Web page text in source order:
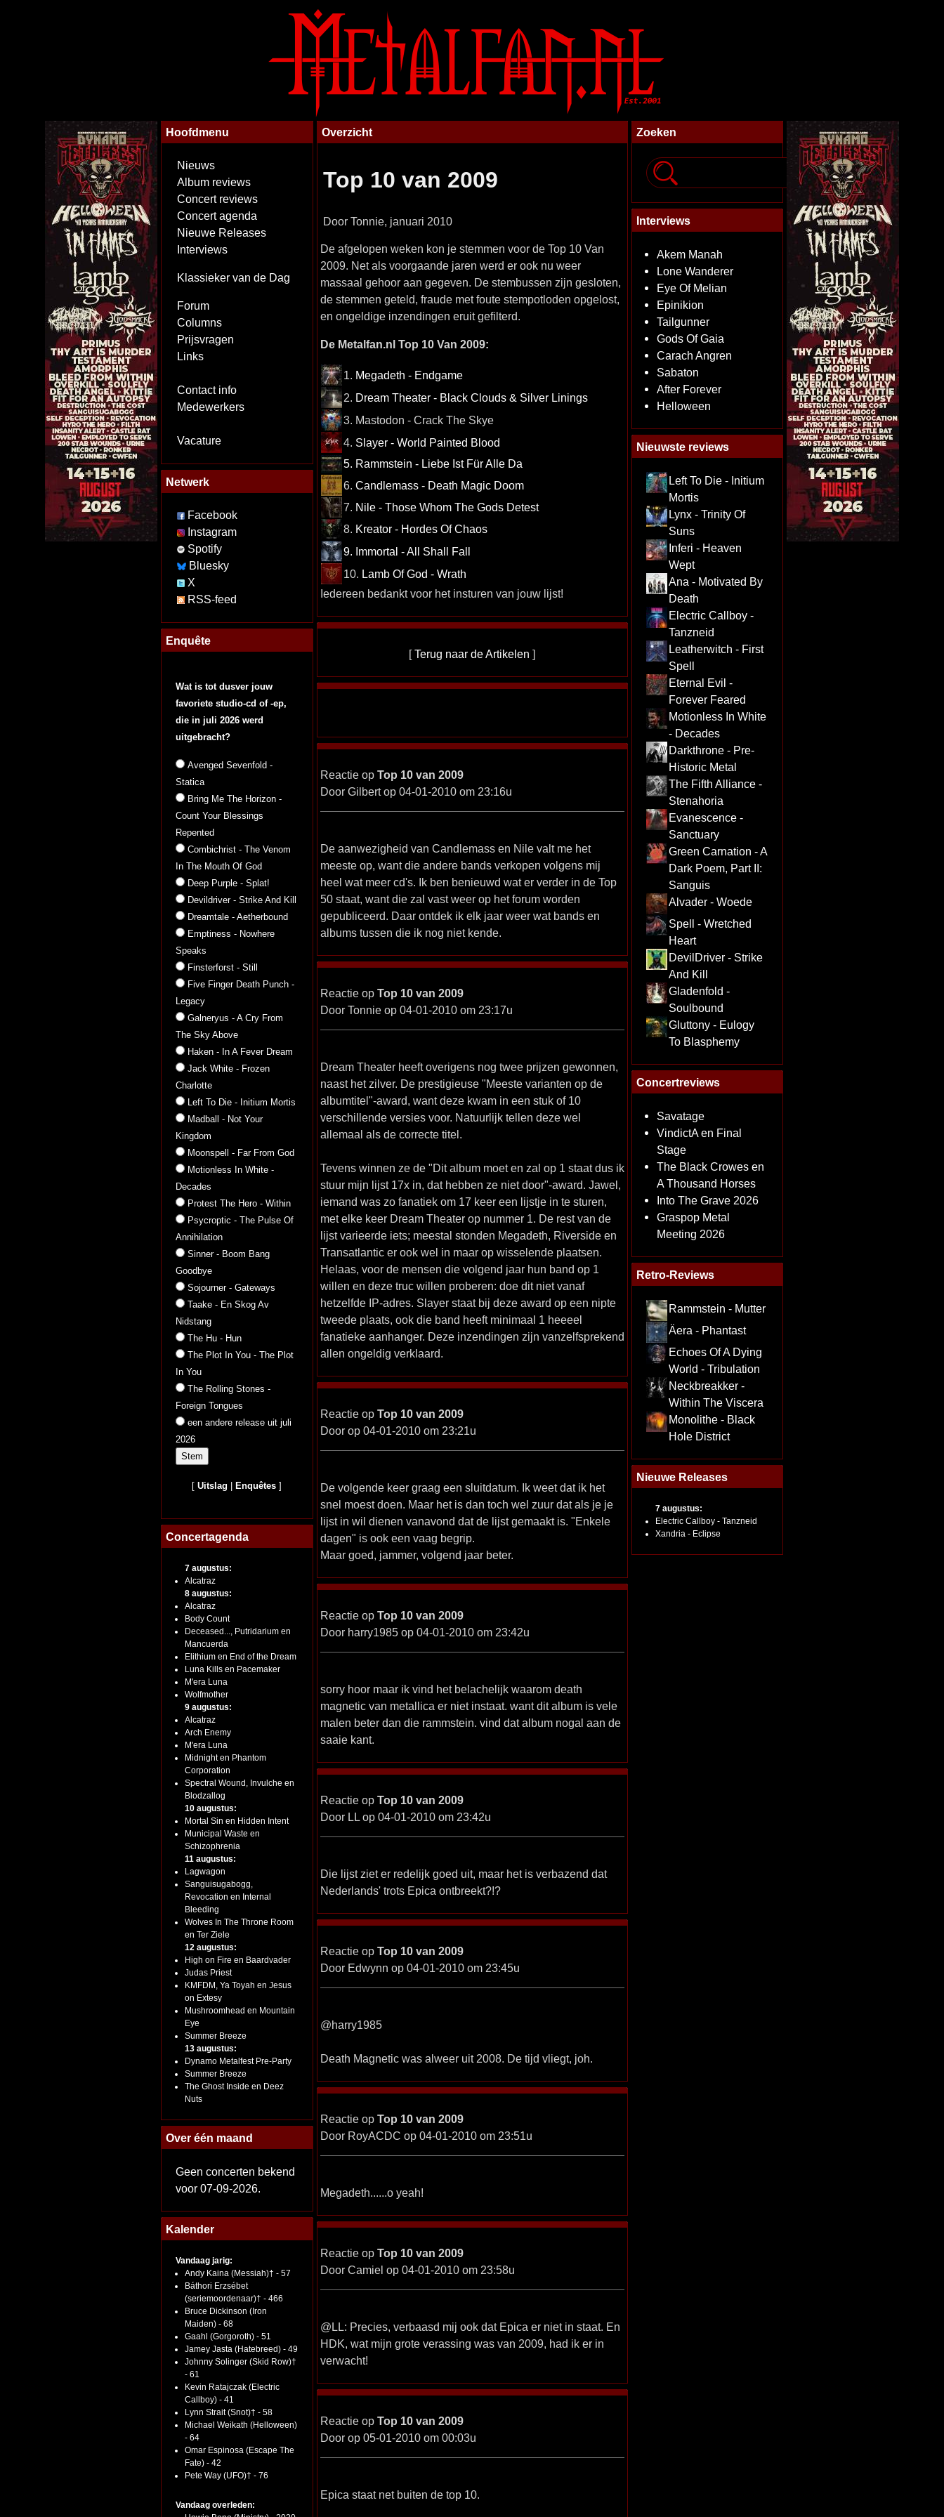
Hoofdmenu
Nieuws
Album reviews
Concert reviews
Concert agenda
Nieuwe Releases
Interviews
Klassieker van de Dag
Forum
Columns
Prijsvragen
Links
Contact info
Medewerkers
Vacature
Netwerk
Facebook
Instagram
Spotify
Bluesky
X
RSS-feed
Enquête
Wat is tot dusver jouw
favoriete studio-cd of -ep,
die in juli 2026 werd
uitgebracht?
Avenged Sevenfold -
Statica
Bring Me The Horizon -
Count Your Blessings
Repented
Combichrist - The Venom
In The Mouth Of God
Deep Purple - Splat!
Devildriver - Strike And Kill
Dreamtale - Aetherbound
Emptiness - Nowhere
Speaks
Finsterforst - Still
Five Finger Death Punch -
Legacy
Galneryus - A Cry From
The Sky Above
Haken - In A Fever Dream
Jack White - Frozen
Charlotte
Left To Die - Initium Mortis
Madball - Not Your
Kingdom
Moonspell - Far From God
Motionless In White -
Decades
Protest The Hero - Within
Psycroptic - The Pulse Of
Annihilation
Sinner - Boom Bang
Goodbye
Sojourner - Gateways
Taake - En Skog Av
Nidstang
The Hu - Hun
The Plot In You - The Plot
In You
The Rolling Stones -
Foreign Tongues
een andere release uit juli
2026
[Uitslag Enquêtes ]
Concertagenda
7 augustus:
Alcatraz
8 augustus:
Alcatraz
Body Count
Deceased..., Putridarium en
Mancuerda
Elithium en End of the Dream
Luna Kills en Pacemaker
M'era Luna
Wolfmother
9 augustus:
Alcatraz
Arch Enemy
M'era Luna
Midnight en Phantom
Corporation
Spectral Wound, Invulche en
Blodzallog
10 augustus:
Mortal Sin en Hidden Intent
Municipal Waste en
Schizophrenia
11 augustus:
Lagwagon
Sanguisugabogg,
Revocation en Internal
Bleeding
Wolves In The Throne Room
en Ter Ziele
12 augustus:
High on Fire en Baardvader
Judas Priest
KMFDM, Ya Toyah en Jesus
on Extesy
Mushroomhead en Mountain
Eye
Summer Breeze
13 augustus:
Dynamo Metalfest Pre-Party
Summer Breeze
The Ghost Inside en Deez
Nuts
Over één maand
Geen concerten bekend
voor 07-09-2026.
Kalender
Vandaag jarig:
Andy Kaina (Messiah)† - 57
Báthori Erzsébet
(seriemoordenaar)† - 466
Bruce Dickinson (Iron
Maiden) - 68
Gaahl (Gorgoroth) - 51
Jamey Jasta (Hatebreed) - 49
Johnny Solinger (Skid Row)†
- 61
Kevin Ratajczak (Electric
Callboy) - 41
Lynn Strait (Snot)† - 58
Michael Weikath (Helloween)
- 64
Omar Espinosa (Escape The
Fate) - 42
Pete Way (UFO)† - 76
Vandaag overleden:
Overzicht
Top 10 van 2009
Door Tonnie, januari 2010
De afgelopen weken kon je stemmen voor de Top 10 Van
2009. Net als voorgaande jaren werd er ook nu weer
massaal gehoor aan gegeven. De stembussen zijn gesloten,
de stemmen geteld, fraude met foute stempotloden opgelost,
en ongeldige inzendingen eruit gefilterd.
De Metalfan.nl Top 10 Van 2009:
1. Megadeth - Endgame
2. Dream Theater - Black Clouds & Silver Linings
3. Mastodon - Crack The Skye
4. Slayer - World Painted Blood
5. Rammstein - Liebe Ist Für Alle Da
6. Candlemass - Death Magic Doom
7. Nile - Those Whom The Gods Detest
8. Kreator - Hordes Of Chaos
9. Immortal - All Shall Fall
10. Lamb Of God - Wrath
Iedereen bedankt voor het insturen van jouw lijst!
[Terug naar de Artikelen ]
Reactie op Top 10 van 2009
Door Gilbert op 04-01-2010 om 23:16u
De aanwezigheid van Candlemass en Nile valt me het
meeste op, want die andere bands verkopen volgens mij
heel wat meer cd's. Ik ben benieuwd wat er verder in de Top
50 staat, want die zal vast weer op het forum worden
gepubliceerd. Daar ontdek ik elk jaar weer wat bands en
albums tussen die ik nog niet kende.
Reactie op Top 10 van 2009
Door Tonnie op 04-01-2010 om 23:17u
Dream Theater heeft overigens nog twee prijzen gewonnen,
naast het zilver. De prestigieuse "Meeste varianten op de
albumtitel"-award, want deze kwam in een stuk of 10
verschillende versies voor. Natuurlijk tellen deze wel
allemaal als de correcte titel.
Tevens winnen ze de "Dit album moet en zal op 1 staat dus ik
stuur mijn lijst 17x in, dat hebben ze niet door"-award. Jawel,
iemand was zo fanatiek om 17 keer een lijstje in te sturen,
met elke keer Dream Theater op nummer 1. De rest van de
lijst varieerde iets; meestal stonden Megadeth, Riverside en
Transatlantic er ook wel in maar op wisselende plaatsen.
Helaas, voor de mensen die volgend jaar hun band op 1
willen en deze truc willen proberen: doe dit niet vanaf
hetzelfde IP-adres. Slayer staat bij deze award op een nipte
tweede plaats, ook die band heeft minimaal 1 heeeel
fanatieke aanhanger. Deze inzendingen zijn vanzelfsprekend
allen ongeldig verklaard.
Reactie op Top 10 van 2009
Door op 04-01-2010 om 23:21u
De volgende keer graag een sluitdatum. Ik weet dat ik het
snel moest doen. Maar het is dan toch wel zuur dat als je je
lijst in wil dienen vanavond dat de lijst gemaakt is. "Enkele
dagen" is ook een vaag begrip.
Maar goed, jammer, volgend jaar beter.
Reactie op Top 10 van 2009
Door harry1985 op 04-01-2010 om 23:42u
sorry hoor maar ik vind het belachelijk waarom death
magnetic van metallica er niet instaat. want dit album is vele
malen beter dan die rammstein. vind dat album nogal aan de
saaie kant.
Reactie op Top 10 van 2009
Door LL op 04-01-2010 om 23:42u
Die lijst ziet er redelijk goed uit, maar het is verbazend dat
Nederlands' trots Epica ontbreekt?!?
Reactie op Top 10 van 2009
Door Edwynn op 04-01-2010 om 23:45u
@harry1985
Death Magnetic was alweer uit 2008. De tijd vliegt, joh.
Reactie op Top 10 van 2009
Door RoyACDC op 04-01-2010 om 23:51u
Megadeth......o yeah!
Reactie op Top 10 van 2009
Door Camiel op 04-01-2010 om 23:58u
@LL: Precies, verbaasd mij ook dat Epica er niet in staat. En
HDK, wat mijn grote verassing was van 2009, had ik er in
verwacht!
Reactie op Top 10 van 2009
Door op 05-01-2010 om 00:03u
Epica staat net buiten de top 10.
Zoeken
Interviews
Akem Manah
Lone Wanderer
Eye Of Melian
Epinikion
Tailgunner
Gods Of Gaia
Carach Angren
Sabaton
After Forever
Helloween
Nieuwste reviews
Left To Die - Initium
Mortis
Lynx - Trinity Of
Suns
Inferi - Heaven
Wept
Ana - Motivated By
Death
Electric Callboy -
Tanzneid
Leatherwitch - First
Spell
Eternal Evil -
Forever Feared
Motionless In White
- Decades
Darkthrone - Pre-
Historic Metal
The Fifth Alliance -
Stenahoria
Evanescence -
Sanctuary
Green Carnation - A
Dark Poem, Part II:
Sanguis
Alvader - Woede
Spell - Wretched
Heart
DevilDriver - Strike
And Kill
Gladenfold -
Soulbound
Gluttony - Eulogy
To Blasphemy
Concertreviews
Savatage
VindictA en Final
Stage
The Black Crowes en
A Thousand Horses
Into The Grave 2026
Graspop Metal
Meeting 2026
Retro-Reviews
Rammstein - Mutter
Äera - Phantast
Echoes Of A Dying
World - Tribulation
Neckbreakker -
Within The Viscera
Monolithe - Black
Hole District
Nieuwe Releases
7 augustus:
Electric Callboy - Tanzneid
Xandria - Eclipse